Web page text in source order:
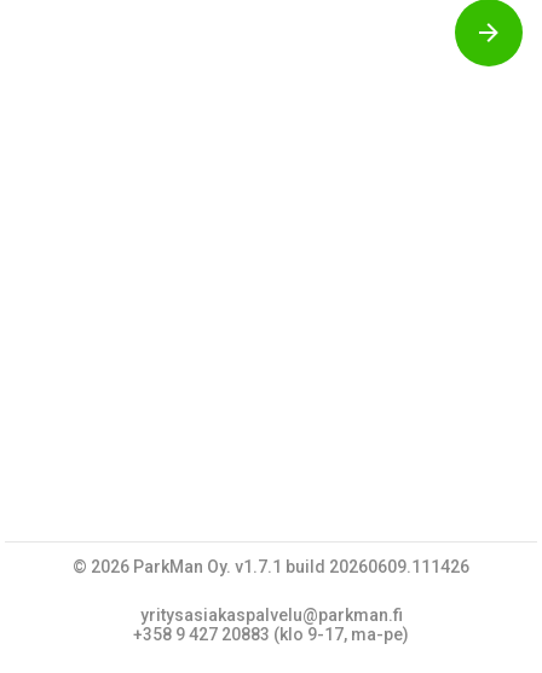
© 2026 ParkMan Oy. v1.7.1 build 20260609.111426
yritysasiakaspalvelu@parkman.fi
+358 9 427 20883 (klo 9-17, ma-pe)